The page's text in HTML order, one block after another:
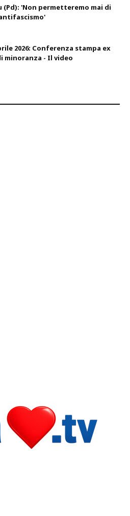
(Pd): 'Non permetteremo mai di
2026: Conferenza stampa ex
minoranza - Il video